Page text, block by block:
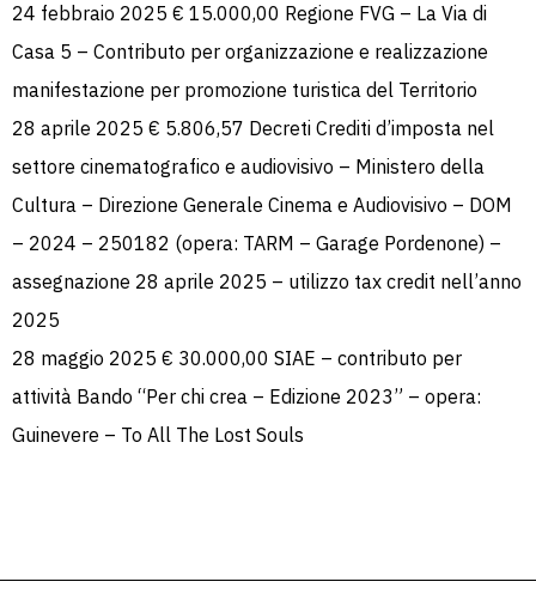
24 febbraio 2025 € 15.000,00 Regione FVG – La Via di
Casa 5 – Contributo per organizzazione e realizzazione
manifestazione per promozione turistica del Territorio
28 aprile 2025 € 5.806,57 Decreti Crediti d’imposta nel
settore cinematografico e audiovisivo – Ministero della
Cultura – Direzione Generale Cinema e Audiovisivo – DOM
– 2024 – 250182 (opera: TARM – Garage Pordenone) –
assegnazione 28 aprile 2025 – utilizzo tax credit nell’anno
2025
28 maggio 2025 € 30.000,00 SIAE – contributo per
attività Bando “Per chi crea – Edizione 2023” – opera:
Guinevere – To All The Lost Souls